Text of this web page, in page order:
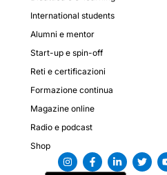
International students
Alumni e mentor
Start-up e spin-off
Reti e certificazioni
Formazione continua
Magazine online
Radio e podcast
Shop